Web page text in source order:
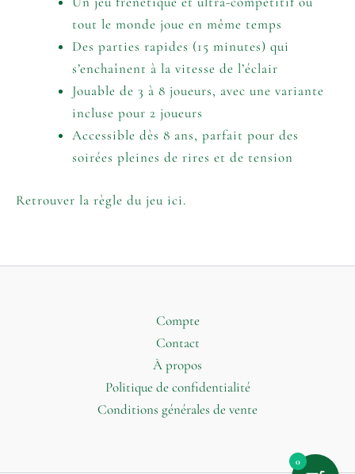
tout le monde joue en même temps
Des parties rapides (15 minutes) qui
s’enchaînent à la vitesse de l’éclair
Jouable de 3 à 8 joueurs, avec une variante
incluse pour 2 joueurs
Accessible dès 8 ans, parfait pour des
soirées pleines de rires et de tension
Retrouver la règle du jeu ici.
Compte
Contact
À propos
Politique de confidentialité
Conditions générales de vente
0